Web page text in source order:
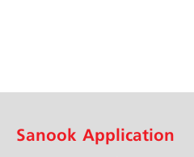
Sanook Application